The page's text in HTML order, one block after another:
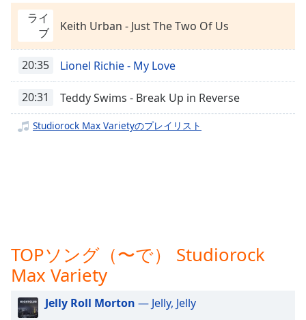
1x
Playback
Chapters
Chapters
Descriptions
opens
subtitles
settings
dialog
subtitles
ライ
ブ
Keith Urban - Just The Two Of Us
20:35 Lionel Richie - My Love
20:31 Teddy Swims - Break Up in Reverse
Studiorock Max Varietyのプレイリスト
TOPソング（〜で） Studiorock
Max Variety
Jelly Roll Morton — Jelly, Jelly